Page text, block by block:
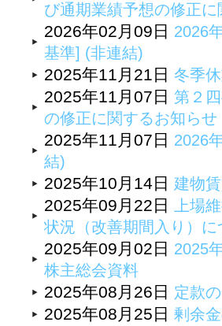
び通期業績予想の修正
2026年02月09日 2026
基準] (非連結)
2025年11月21日 冬季
2025年11月07日 第２
の修正に関するお知らせ
2025年11月07日 2026
結)
2025年10月14日 建物
2025年09月22日 上場
状況（改善期間入り）に
2025年09月02日 2025
株主総会資料
2025年08月26日 定款
2025年08月25日 剰余